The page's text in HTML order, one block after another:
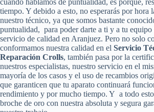
cuando hablamos de puntualidad, es porque,
tiempo. Y debido a esto, no esperarás por hora
nuestro técnico, ya que somos bastante
puntualidad, para poder darte a ti y a tu
servicio de calidad en Aranjuez. Pero no solo
conformamos nuestra calidad en el Servicio
Reparación Crolls, también pasa por la
nuestros especialistas, nuestro servicio en el
mayoría de los casos y el uso de recambios
que garanticen que tu aparato continuará
rendimiento y por mucho tiempo. Y a todo
broche de oro con nuestra absoluta y segura